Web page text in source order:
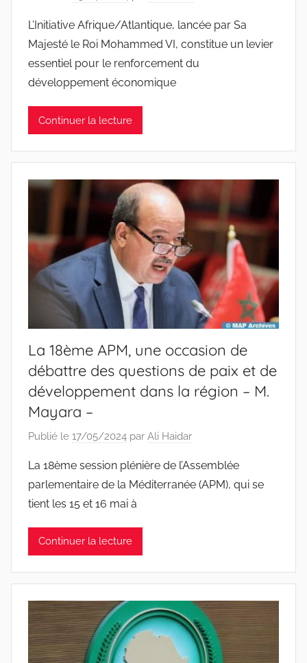
L’Initiative Afrique/Atlantique, lancée par Sa
Majesté le Roi Mohammed VI, constitue un levier
essentiel pour le renforcement du
développement économique
Continuer la lecture
La 18ème APM, une occasion de
débattre des questions de paix et de
développement dans la région – M.
Mayara –
Publié le 17/05/2024 par Ali Haidar
La 18ème session plénière de l’Assemblée
parlementaire de la Méditerranée (APM), qui se
tient les 15 et 16 mai à
Continuer la lecture